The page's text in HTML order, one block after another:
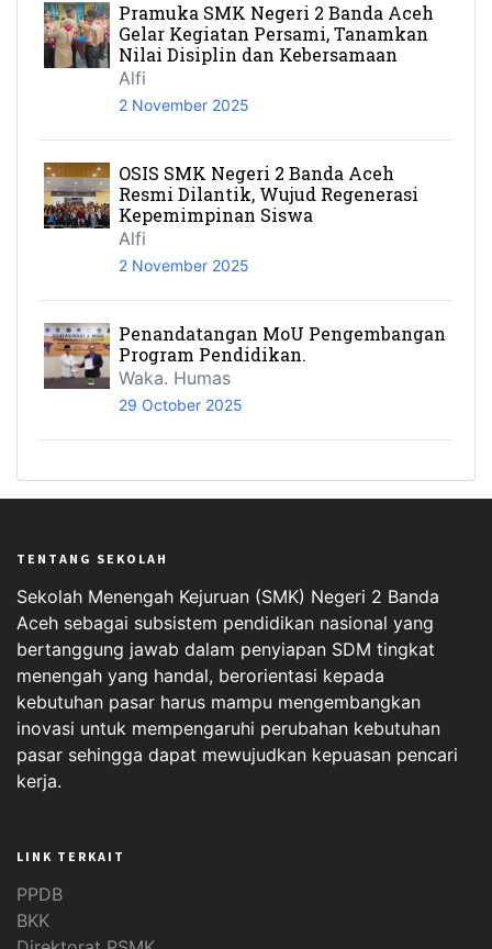
Pramuka SMK Negeri 2 Banda Aceh
Gelar Kegiatan Persami, Tanamkan
Nilai Disiplin dan Kebersamaan
Alfi
2 November 2025
OSIS SMK Negeri 2 Banda Aceh
Resmi Dilantik, Wujud Regenerasi
Kepemimpinan Siswa
Alfi
2 November 2025
Penandatangan MoU Pengembangan
Program Pendidikan.
Waka. Humas
29 October 2025
TENTANG SEKOLAH
Sekolah Menengah Kejuruan (SMK) Negeri 2 Banda
Aceh sebagai subsistem pendidikan nasional yang
bertanggung jawab dalam penyiapan SDM tingkat
menengah yang handal, berorientasi kepada
kebutuhan pasar harus mampu mengembangkan
inovasi untuk mempengaruhi perubahan kebutuhan
pasar sehingga dapat mewujudkan kepuasan pencari
kerja.
LINK TERKAIT
PPDB
BKK